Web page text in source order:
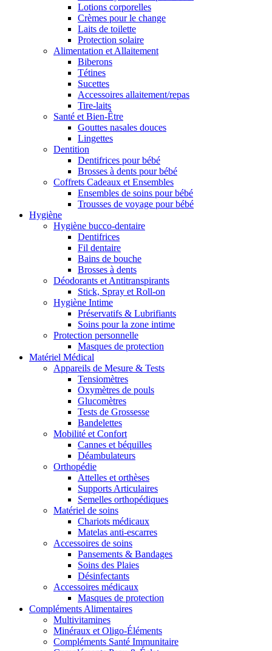
Lotions corporelles
Crèmes pour le change
Laits de toilette
Protection solaire
Alimentation et Allaitement
Biberons
Tétines
Sucettes
Accessoires allaitement/repas
Tire-laits
Santé et Bien-Être
Gouttes nasales douces
Lingettes
Dentition
Dentifrices pour bébé
Brosses à dents pour bébé
Coffrets Cadeaux et Ensembles
Ensembles de soins pour bébé
Trousses de voyage pour bébé
Hygiène
Hygiène bucco-dentaire
Dentifrices
Fil dentaire
Bains de bouche
Brosses à dents
Déodorants et Antitranspirants
Stick, Spray et Roll-on
Hygiène Intime
Préservatifs & Lubrifiants
Soins pour la zone intime
Protection personnelle
Masques de protection
Matériel Médical
Appareils de Mesure & Tests
Tensiomètres
Oxymètres de pouls
Glucomètres
Tests de Grossesse
Bandelettes
Mobilité et Confort
Cannes et béquilles
Déambulateurs
Orthopédie
Attelles et orthèses
Supports Articulaires
Semelles orthopédiques
Matériel de soins
Chariots médicaux
Matelas anti-escarres
Accessoires de soins
Pansements & Bandages
Soins des Plaies
Désinfectants
Accessoires médicaux
Masques de protection
Compléments Alimentaires
Multivitamines
Minéraux et Oligo-Éléments
Compléments Santé Immunitaire